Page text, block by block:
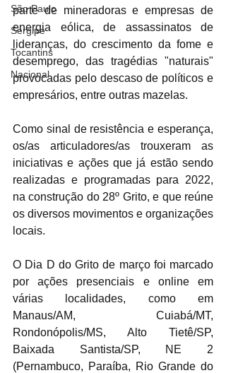
São Paulo
Sergipe
Tocantins
Nacional
parte de mineradoras e empresas de
energia eólica, de assassinatos de
lideranças, do crescimento da fome e
desemprego, das tragédias "naturais"
provocadas pelo descaso de políticos e
empresários, entre outras mazelas.
Como sinal de resistência e esperança,
os/as articuladores/as trouxeram as
iniciativas e ações que já estão sendo
realizadas e programadas para 2022,
na construção do 28º Grito, e que reúne
os diversos movimentos e organizações
locais.
O Dia D do Grito de março foi marcado
por ações presenciais e online em
várias localidades, como em
Manaus/AM, Cuiabá/MT,
Rondonópolis/MS, Alto Tietê/SP,
Baixada Santista/SP, NE 2
(Pernambuco, Paraíba, Rio Grande do